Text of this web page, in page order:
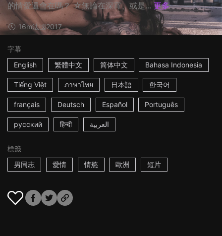
的情愛還會在嗎？ ☆無論在深宵、或是... 更多
16m法國2017
字幕
English
繁體中文 简体中文 Bahasa Indonesia
Tiếng Việt ภาษาไทย 日本語 한국어
français Deutsch Español Português
русский हिन्दी العربية
標籤
男同志
愛情 情慾 歐洲 短片